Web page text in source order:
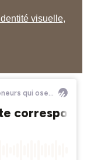
Identité visuelle,